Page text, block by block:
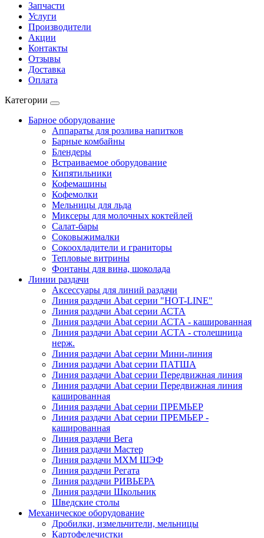
Запчасти
Услуги
Производители
Акции
Контакты
Отзывы
Доставка
Оплата
Категории
Барное оборудование
Аппараты для розлива напитков
Барные комбайны
Блендеры
Встраиваемое оборудование
Кипятильники
Кофемашины
Кофемолки
Мельницы для льда
Миксеры для молочных коктейлей
Салат-бары
Соковыжималки
Сокоохладители и граниторы
Тепловые витрины
Фонтаны для вина, шоколада
Линии раздачи
Аксессуары для линий раздачи
Линия раздачи Abat серии "HOT-LINE"
Линия раздачи Abat серии АСТА
Линия раздачи Abat серии АСТА - кашированная
Линия раздачи Abat серии АСТА - столешница
нерж.
Линия раздачи Abat серии Мини-линия
Линия раздачи Abat серии ПАТША
Линия раздачи Abat серии Передвижная линия
Линия раздачи Abat серии Передвижная линия
кашированная
Линия раздачи Abat серии ПРЕМЬЕР
Линия раздачи Abat серии ПРЕМЬЕР -
кашированная
Линия раздачи Вега
Линия раздачи Мастер
Линия раздачи МХМ ШЭФ
Линия раздачи Регата
Линия раздачи РИВЬЕРА
Линия раздачи Школьник
Шведские столы
Механическое оборудование
Дробилки, измельчители, мельницы
Картофелечистки